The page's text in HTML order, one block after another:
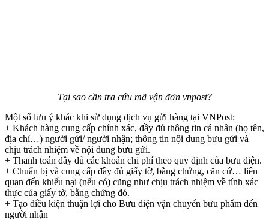
Tại sao cần tra cứu mã vận đơn vnpost?
Một số lưu ý khác khi sử dụng dịch vụ gửi hàng tại VNPost:
+ Khách hàng cung cấp chính xác, đầy đủ thông tin cá nhân (họ tên,
địa chỉ…) người gửi/ người nhận; thông tin nội dung bưu gửi và
chịu trách nhiệm về nội dung bưu gửi.
+ Thanh toán đầy đủ các khoản chi phí theo quy định của bưu điện.
+ Chuẩn bị và cung cấp đầy đủ giấy tờ, bằng chứng, căn cứ… liên
quan đến khiếu nại (nếu có) cũng như chịu trách nhiệm về tính xác
thực của giấy tờ, bằng chứng đó.
+ Tạo điều kiện thuận lợi cho Bưu điện vận chuyển bưu phẩm đến
người nhận